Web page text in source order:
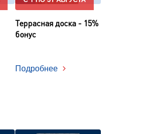
Террасная доска - 15%
бонус
Подробнее